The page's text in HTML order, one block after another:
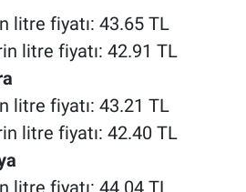
litre fiyatı: 43.65 TL
litre fiyatı: 42.91 TL
litre fiyatı: 43.21 TL
litre fiyatı: 42.40 TL